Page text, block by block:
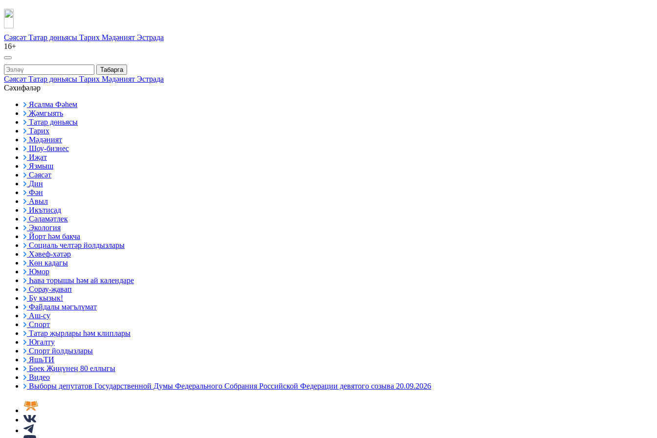
Сәясәт Татар дөньясы Тарих Мәдәният Эстрада
16+
Табарга
Сәясәт Татар дөньясы Тарих Мәдәният Эстрада
Сәхифәләр
Ясалма Фәһем
Җәмгыять
Татар дөньясы
Тарих
Мәдәният
Шоу-бизнес
Иҗат
Язмыш
Сәясәт
Дин
Фән
Авыл
Икътисад
Сәламәтлек
Экология
Йорт һәм бакча
Социаль челтәр йолдызлары
Хәвеф-хәтәр
Көн кадагы
Юмор
Һава торышы һәм ай календаре
Сорау-җавап
Бу кызык!
Файдалы мәгълүмат
Аш-су
Спорт
Татар җырлары һәм клиплары
Югалту
Спорт йолдызлары
ЯшьТИ
Бөек Җиңүнең 80 еллыгы
Видео
Выборы депутатов Государственной Думы Федерального Собрания Российской Федерации девятого созыва 20.09.2026